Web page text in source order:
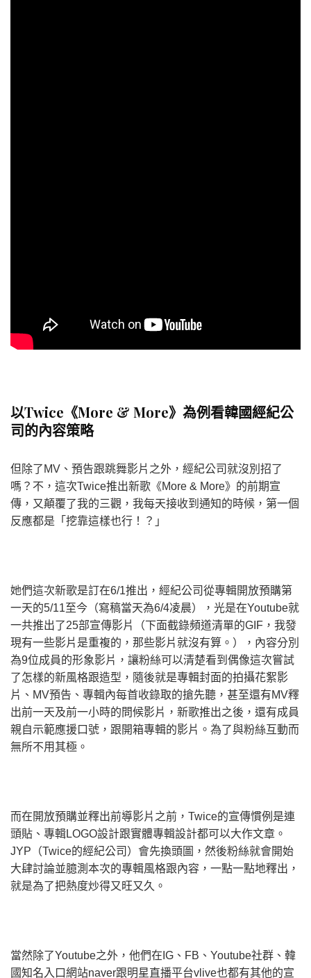
以Twice《More & More》為例看韓國經紀公
司的內容策略
但除了MV、預告跟跳舞影片之外，經紀公司就沒別招了
嗎？不，這次Twice推出新歌《More & More》的前期宣
傳，又顛覆了我的三觀，我每天接收到通知的時候，第一個
反應都是「挖靠這樣也行！？」
她們這次新歌是訂在6/1推出，經紀公司從專輯開放預購第
一天的5/11至今（寫稿當天為6/4凌晨），光是在Youtube就
一共推出了25部宣傳影片（下面截錄頻道清單的GIF，我發
現有一些影片是重複的，那些影片就沒有算。），內容分別
為9位成員的形象影片，讓粉絲可以清楚看到偶像這次嘗試
了怎樣的新風格跟造型，隨後就是專輯封面的拍攝花絮影
片、MV預告、專輯內每首收錄取的搶先聽，甚至還有MV釋
出前一天及前一小時的問候影片，新歌推出之後，還有成員
親自示範應援口號，跟開箱專輯的影片。為了與粉絲互動而
無所不用其極。
而在開放預購並釋出前導影片之前，Twice的宣傳慣例是連
頭貼、專輯LOGO設計跟實體專輯設計都可以大作文章。
JYP（Twice的經紀公司）會先換頭圖，然後粉絲就會開始
大肆討論並臆測本次的專輯風格跟內容，一點一點地釋出，
就是為了把熱度炒得又旺又久。
當然除了Youtube之外，他們在IG、FB、Youtube社群、韓
國知名入口網站naver跟明星直播平台vlive也都有其他的宣